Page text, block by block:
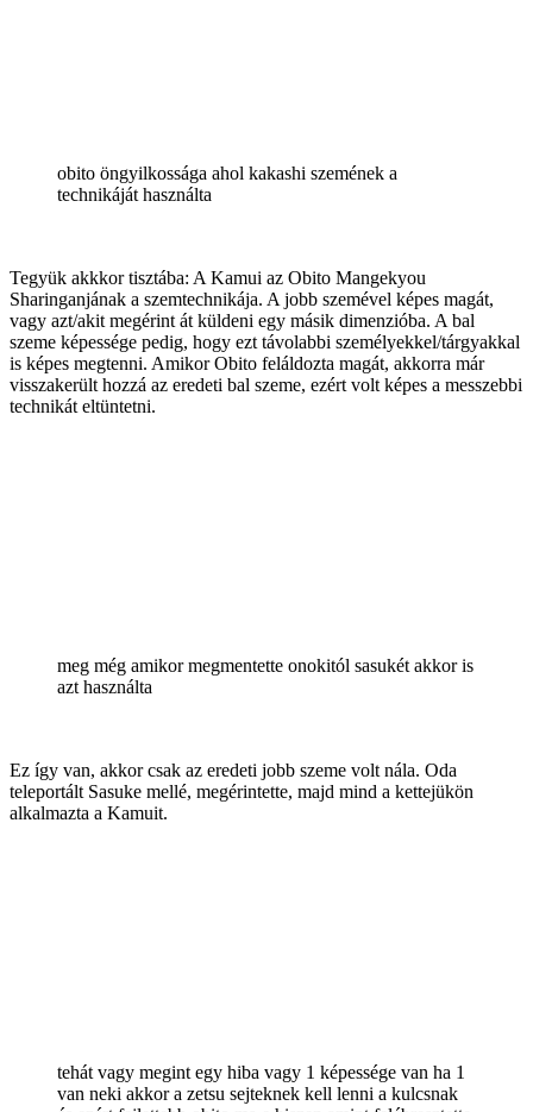
obito öngyilkossága ahol kakashi szemének a
technikáját használta
Tegyük akkkor tisztába: A Kamui az Obito Mangekyou
Sharinganjának a szemtechnikája. A jobb szemével képes magát,
vagy azt/akit megérint át küldeni egy másik dimenzióba. A bal
szeme képessége pedig, hogy ezt távolabbi személyekkel/tárgyakkal
is képes megtenni. Amikor Obito feláldozta magát, akkorra már
visszakerült hozzá az eredeti bal szeme, ezért volt képes a messzebbi
technikát eltüntetni.
meg még amikor megmentette onokitól sasukét akkor is
azt használta
Ez így van, akkor csak az eredeti jobb szeme volt nála. Oda
teleportált Sasuke mellé, megérintette, majd mind a kettejükön
alkalmazta a Kamuit.
tehát vagy megint egy hiba vagy 1 képessége van ha 1
van neki akkor a zetsu sejteknek kell lenni a kulcsnak